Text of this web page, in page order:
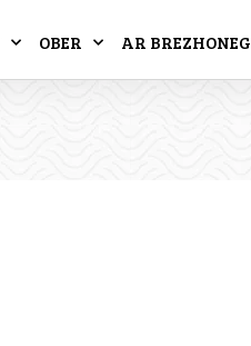
OBER AR BREZHONEG